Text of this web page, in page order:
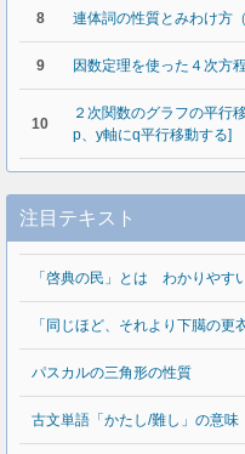
8 連体詞の性質とみわけ方
9 因数定理を使った４次方
10
２次関数のグラフの平行
p、y軸にq平行移動する]
注目テキスト
「啓典の民」とは わかりやす
「同じほど、それより下臈の更
パスカルの三角形の性質
古文単語「かたし/難し」の意味